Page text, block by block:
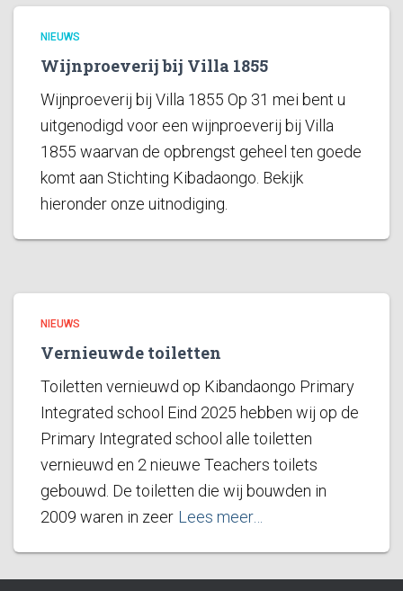
NIEUWS
Wijnproeverij bij Villa 1855
Wijnproeverij bij Villa 1855 Op 31 mei bent u
uitgenodigd voor een wijnproeverij bij Villa
1855 waarvan de opbrengst geheel ten goede
komt aan Stichting Kibadaongo. Bekijk
hieronder onze uitnodiging.
NIEUWS
Vernieuwde toiletten
Toiletten vernieuwd op Kibandaongo Primary
Integrated school Eind 2025 hebben wij op de
Primary Integrated school alle toiletten
vernieuwd en 2 nieuwe Teachers toilets
gebouwd. De toiletten die wij bouwden in
2009 waren in zeer Lees meer…